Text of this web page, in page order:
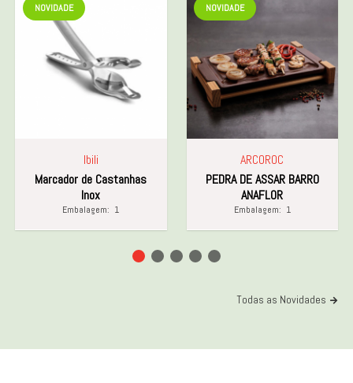
NOVIDADE
Ibili
Marcador de Castanhas
Inox
Embalagem: 1
NOVIDADE
ARCOROC
PEDRA DE ASSAR BARRO
ANAFLOR
Embalagem: 1
Todas as Novidades